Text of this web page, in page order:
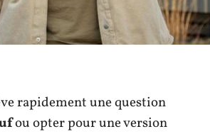
rapidement une question
ou opter pour une version